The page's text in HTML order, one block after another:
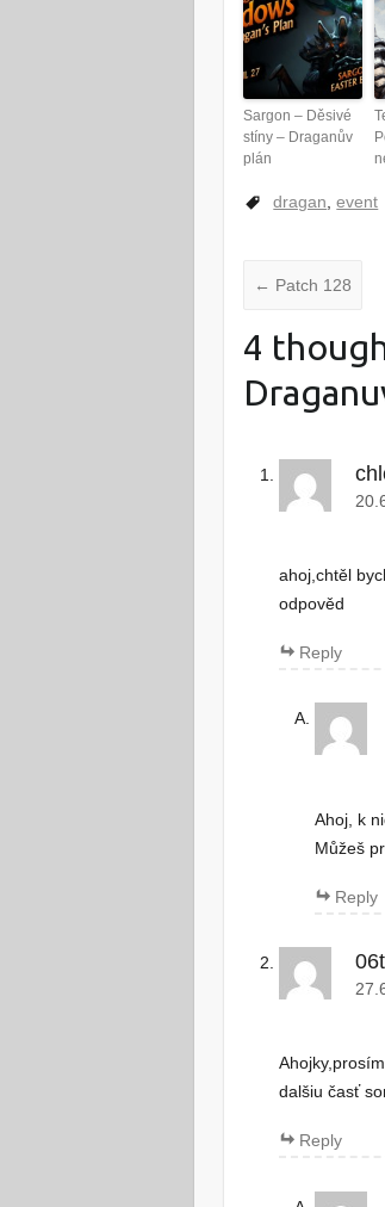
Sargon – Děsivé
stíny – Draganův
plán
dragan ,event
← Patch 128
4
ahoj,chtěl
odpověd
Reply
Ahoj, k
Můžeš
Reply
dalšiu časť
Reply